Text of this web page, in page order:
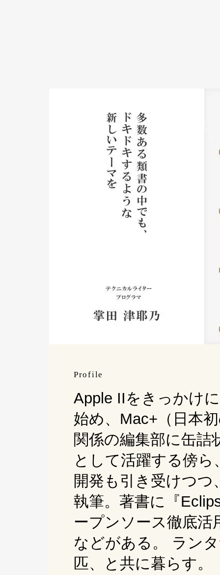
Profile
Apple IIをきっかけ
始め、Mac+（日本
関係の編集部に缶詰
として活躍する傍
開発も引き受けつ
執筆。著書に『
ープンソース徹底活
などがある。 ラン
匹、と共に暮らす。